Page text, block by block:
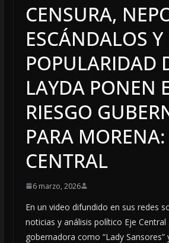
CENSURA,
ESCÁNDALOS Y
POPULARIDAD
LAYDA PONEN
RIESGO
PARA MORENA:
CENTRAL
6 marzo, 2026
En un video difundido en sus redes
noticias y análisis político Eje Central
gobernadora como “Lady Sansores”